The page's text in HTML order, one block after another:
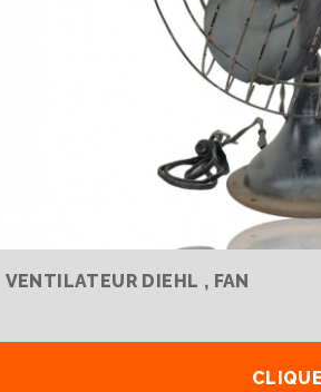
VENTILATEUR DIEHL , FAN